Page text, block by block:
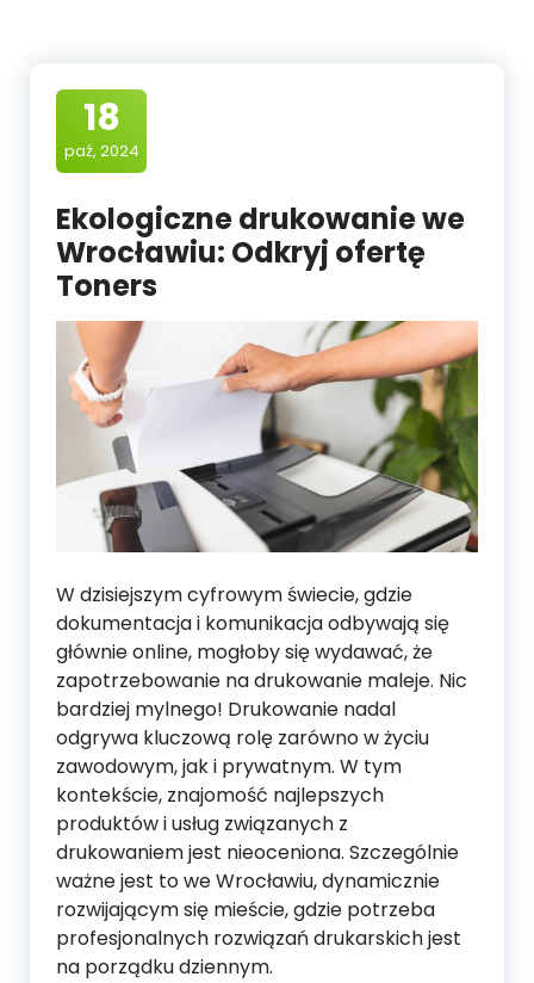
18
paź, 2024
Ekologiczne drukowanie we
Wrocławiu: Odkryj ofertę
Toners
W dzisiejszym cyfrowym świecie, gdzie
dokumentacja i komunikacja odbywają się
głównie online, mogłoby się wydawać, że
zapotrzebowanie na drukowanie maleje. Nic
bardziej mylnego! Drukowanie nadal
odgrywa kluczową rolę zarówno w życiu
zawodowym, jak i prywatnym. W tym
kontekście, znajomość najlepszych
produktów i usług związanych z
drukowaniem jest nieoceniona. Szczególnie
ważne jest to we Wrocławiu, dynamicznie
rozwijającym się mieście, gdzie potrzeba
profesjonalnych rozwiązań drukarskich jest
na porządku dziennym.